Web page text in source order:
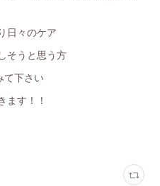
日々のケア
そうと思う方
て下さい
ます！！